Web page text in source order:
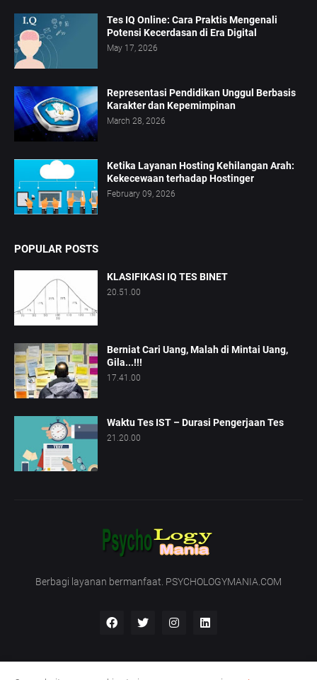
Tes IQ Online: Cara Praktis Mengenali
Potensi Kecerdasan di Era Digital
May 17, 2026
Representasi Pendidikan Unggul Berbasis
Karakter dan Kepemimpinan
March 28, 2026
Ketika Layanan Hosting Kehilangan Arah:
Kekecewaan terhadap Hostinger
February 09, 2026
POPULAR POSTS
KLASIFIKASI IQ TES BINET
20.51.00
Berniat Cari Uang, Malah di Mintai Uang,
Gila...!!!
17.41.00
Waktu Tes IST – Durasi Pengerjaan Tes
21.20.00
Berbagi layanan bermanfaat. PSYCHOLOGYMANIA.COM